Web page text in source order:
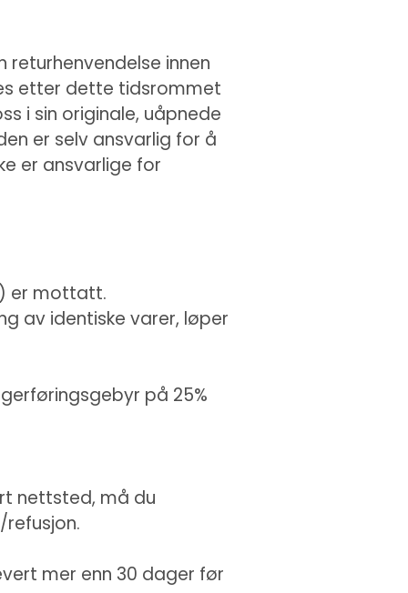
innen
etter dette tidsrommet
i sin originale, uåpnede
er selv ansvarlig for å
er ansvarlige for
er mottatt.
av identiske varer, løper
på 25%
nettsted, må du
mer enn 30 dager før